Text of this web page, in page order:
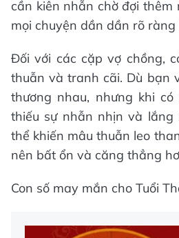
cần kiên nhẫn chờ đợi thêm
mọi chuyện dần dần rõ ràng
Đối với các cặp vợ chồng,
thuẫn và tranh cãi. Dù bạn
thương nhau, nhưng khi
thiếu sự nhẫn nhịn và lắng
thể khiến mâu thuẫn leo
nên bất ổn và căng thẳng
Con số may mắn cho Tuổi